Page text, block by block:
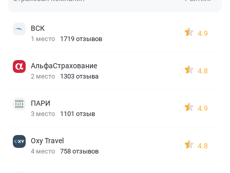
ВСК
1 место 1719 отзывов
4.9
АльфаСтрахование
2 место 1303 отзыва
4.8
ПАРИ
3 место 1101 отзыв
4.9
Oxy Travel
4 место 758 отзывов
4.8